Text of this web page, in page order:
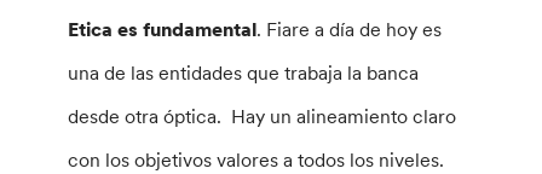
Etica es fundamental. Fiare a día de hoy es
una de las entidades que trabaja la banca
desde otra óptica. Hay un alineamiento claro
con los objetivos valores a todos los niveles.